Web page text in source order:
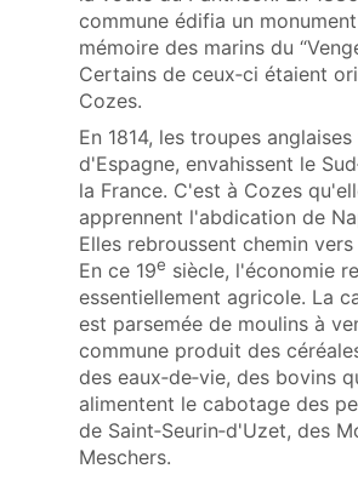
commune édifia un
mémoire des marins du
Certains de ceux‑ci étaient
Cozes.
En 1814, les troupes
d'Espagne, envahissent le
la France. C'est à Cozes
apprennent l'abdication de
Elles rebroussent chemin
En ce 19e siècle, l'économie
essentiellement agricole. La
est parsemée de moulins à
commune produit des
des eaux‑de‑vie, des bovins
alimentent le cabotage des
de Saint‑Seurin‑d'Uzet, des
Meschers.